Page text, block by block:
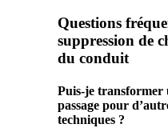
Questions
suppression de
du conduit
Puis-je transformer
passage pour
techniques ?